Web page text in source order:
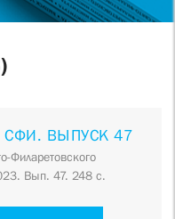
СФИ. ВЫПУСК 47
Филаретовского
Вып. 47. 248 с.